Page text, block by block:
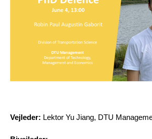
Vejleder: Lektor Yu Jiang, DTU